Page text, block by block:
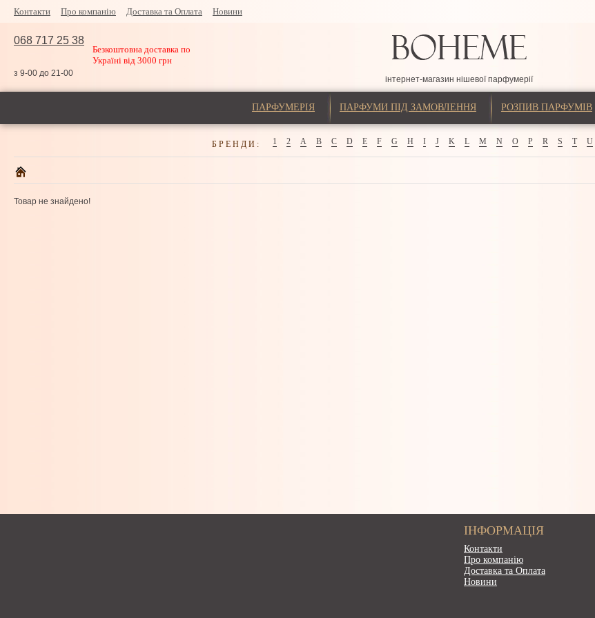
Контакти Про компанію Доставка та Оплата Новини
068 717 25 38
Безкоштовна доставка по
Україні від 3000 грн
з 9-00 до 21-00
інтернет-магазин нішевої парфумерії
ПАРФУМЕРІЯ ПАРФУМИ ПІД ЗАМОВЛЕННЯ РОЗПИВ ПАРФУМІВ
БРЕНДИ: 1 2 A B C D E F G H I J K L M N O P R S T U
Товар не знайдено!
ІНФОРМАЦІЯ
Контакти
Про компанію
Доставка та Оплата
Новини